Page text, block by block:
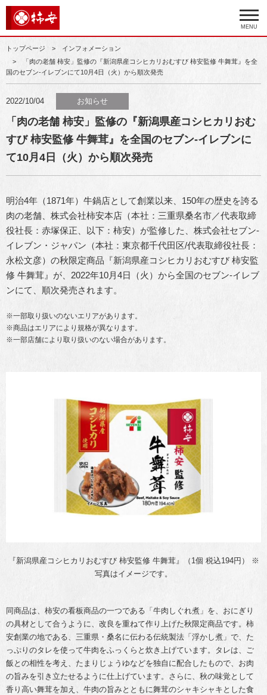
MENU
トップページ
インフォメーション
「肉の老舗 柿安」監修の『新潟県産コシヒカリおむすび 柿安監修 牛舞茸』を全
国のセブン‐イレブンにて10月4日（火）から順次発売
2022/10/04 お知らせ
「肉の老舗 柿安」監修の『新潟県産コシヒカリおむ
すび 柿安監修 牛舞茸』を全国のセブン‐イレブンに
て10月4日（火）から順次発売
明治4年（1871年）牛鍋店として創業以来、150年の歴史を誇る
肉の老舗、株式会社柿安本店（本社：三重県桑名市／代表取締
役社長：赤塚保正、以下：柿安）が監修した、株式会社セブン‐
イレブン・ジャパン（本社：東京都千代田区/代表取締役社長：
永松文彦）の秋限定商品『新潟県産コシヒカリおむすび 柿安監
修 牛舞茸』が、2022年10月4日（火）から全国のセブン-イレブ
ンにて、順次発売されます。
※一部取り扱いのないエリアがあります。
※商品はエリアにより規格が異なります。
※一部店舗により取り扱いのない場合があります。
『新潟県産コシヒカリおむすび 柿安監修 牛舞茸』（1個 税込194円） ※
写真はイメージです。
同商品は、柿安の看板商品の一つである「牛肉しぐれ煮」を、おにぎり
の具材として合うように、改良を重ねて作り上げた秋限定商品です。柿
安創業の地である、三重県・桑名に伝わる伝統製法「浮かし煮」で、た
っぷりのタレを使って牛肉をふっくらと炊き上げています。タレは、ご
飯との相性を考え、たまりじょうゆなどを独自に配合したもので、お肉
の旨みを引き立たせるように仕上げています。さらに、秋の味覚として
香り高い舞茸を加え、牛肉の旨みとともに舞茸のシャキシャキとした食